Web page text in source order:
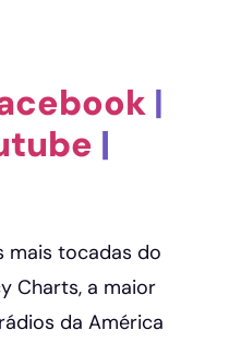
|
|
mais tocadas do
Charts, a maior
da América